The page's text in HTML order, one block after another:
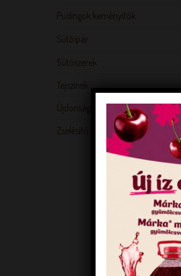
Pudingok keményítők
Sütőipar
Sütőszerek
Tejszínek
Újdonságok
Zselésítő és sűrítő anyagok